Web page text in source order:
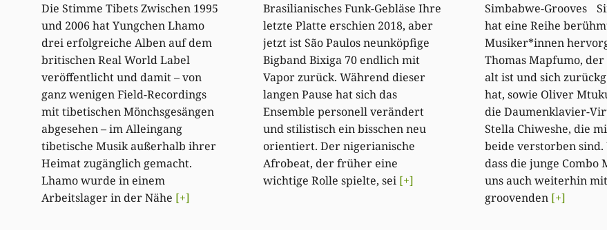
Die Stimme Tibets Zwischen 1995
und 2006 hat Yungchen Lhamo
drei erfolgreiche Alben auf dem
britischen Real World Label
veröffentlicht und damit – von
ganz wenigen Field-Recordings
mit tibetischen Mönchsgesängen
abgesehen – im Alleingang
tibetische Musik außerhalb ihrer
Heimat zugänglich gemacht.
Lhamo wurde in einem
Arbeitslager in der Nähe [+]
Brasilianisches Funk-Gebläse Ihre
letzte Platte erschien 2018, aber
jetzt ist São Paulos neunköpfige
Bigband Bixiga 70 endlich mit
Vapor zurück. Während dieser
langen Pause hat sich das
Ensemble personell verändert
und stilistisch ein bisschen neu
orientiert. Der nigerianische
Afrobeat, der früher eine
wichtige Rolle spielte, sei [+]
Simbabwe-Grooves
hat eine Reihe
Musiker*innen
Thomas Mapfumo, der
alt ist und sich
hat, sowie Oliver
die Daumenklavier-
Stella Chiweshe, die
beide verstorben sind.
dass die junge Combo
uns auch weiterhin mit
groovenden [+]